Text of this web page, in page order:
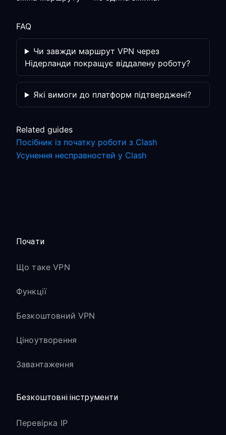
FAQ
Чи завжди маршрут VPN через
Нідерланди покращує віддалену роботу?
Які вимоги до платформ підтверджені?
Related guides
Посібник із початку роботи з Clash
Усунення несправностей у Clash
Почати
Що таке VPN
Функції
Безкоштовний VPN
Ціноутворення
Завантаження
Безкоштовні інструменти
Перевірка IP